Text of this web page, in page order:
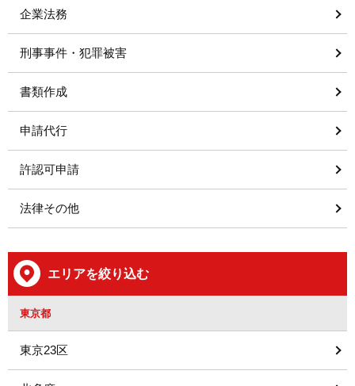
企業法務
刑事事件・犯罪被害
書類作成
申請代行
許認可申請
法律その他
エリアを絞り込む
東京都
東京23区